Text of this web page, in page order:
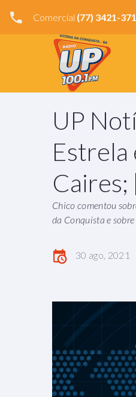
Comercial (77) 3421-
UP
Estrela
Chico comentou
da Conquista e
30 ago, 2021